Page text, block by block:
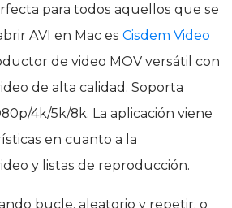
para todos aquellos que se
AVI en Mac es Cisdem Video
de video MOV versátil con
de alta calidad. Soporta
4k/5k/8k. La aplicación viene
en cuanto a la
y listas de reproducción.
bucle, aleatorio y repetir, o